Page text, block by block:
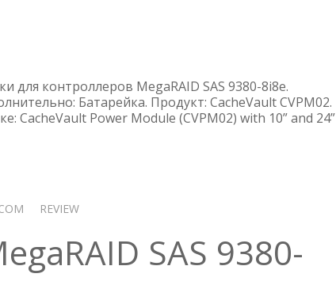
для контроллеров MegaRAID SAS 9380-8i8e.
Батарейка. Продукт: CacheVault CVPM02.
CacheVault Power Module (CVPM02) with 10” and 24”
REVIEW
SAS 9380-